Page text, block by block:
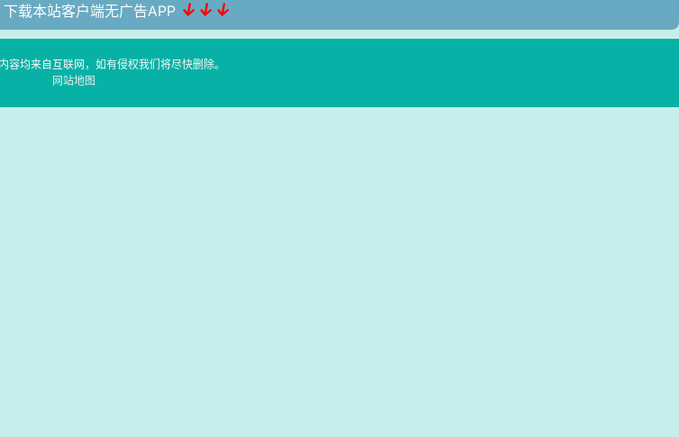
载本站客户端无广告APP ↓↓↓
容均来自互联网，如有侵权我们将尽快删除。
网站地图